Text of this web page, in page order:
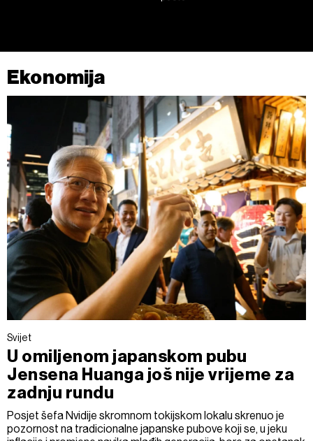
Ekonomija
Svijet
U omiljenom japanskom pubu
Jensena Huanga još nije vrijeme za
zadnju rundu
Posjet šefa Nvidije skromnom tokijskom lokalu skrenuo je
pozornost na tradicionalne japanske pubove koji se, u jeku